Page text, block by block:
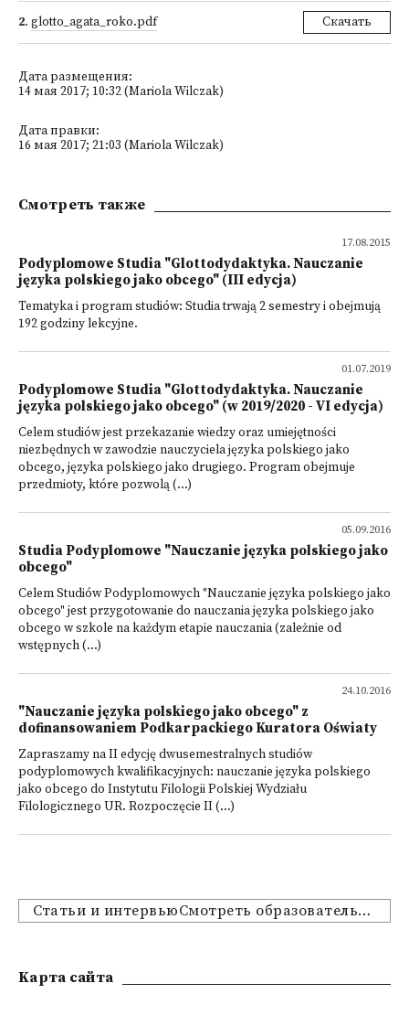
2. glotto_agata_roko.pdf Скачать
Дата размещения:
14 мая 2017; 10:32 (Mariola Wilczak)
Дата правки:
16 мая 2017; 21:03 (Mariola Wilczak)
Смотреть также
17.08.2015
Podyplomowe Studia "Glottodydaktyka. Nauczanie
języka polskiego jako obcego" (III edycja)
Tematyka i program studiów: Studia trwają 2 semestry i obejmują
192 godziny lekcyjne.
01.07.2019
Podyplomowe Studia "Glottodydaktyka. Nauczanie
języka polskiego jako obcego" (w 2019/2020 - VI edycja)
Celem studiów jest przekazanie wiedzy oraz umiejętności
niezbędnych w zawodzie nauczyciela języka polskiego jako
obcego, języka polskiego jako drugiego. Program obejmuje
przedmioty, które pozwolą (...)
05.09.2016
Studia Podyplomowe "Nauczanie języka polskiego jako
obcego"
Celem Studiów Podyplomowych "Nauczanie języka polskiego jako
obcego" jest przygotowanie do nauczania języka polskiego jako
obcego w szkole na każdym etapie nauczania (zależnie od
wstępnych (...)
24.10.2016
"Nauczanie języka polskiego jako obcego" z
dofinansowaniem Podkarpackiego Kuratora Oświaty
Zapraszamy na II edycję dwusemestralnych studiów
podyplomowych kwalifikacyjnych: nauczanie języka polskiego
jako obcego do Instytutu Filologii Polskiej Wydziału
Filologicznego UR. Rozpoczęcie II (...)
Статьи и интервьюСмотреть образовательные предложения
Kарта сайта